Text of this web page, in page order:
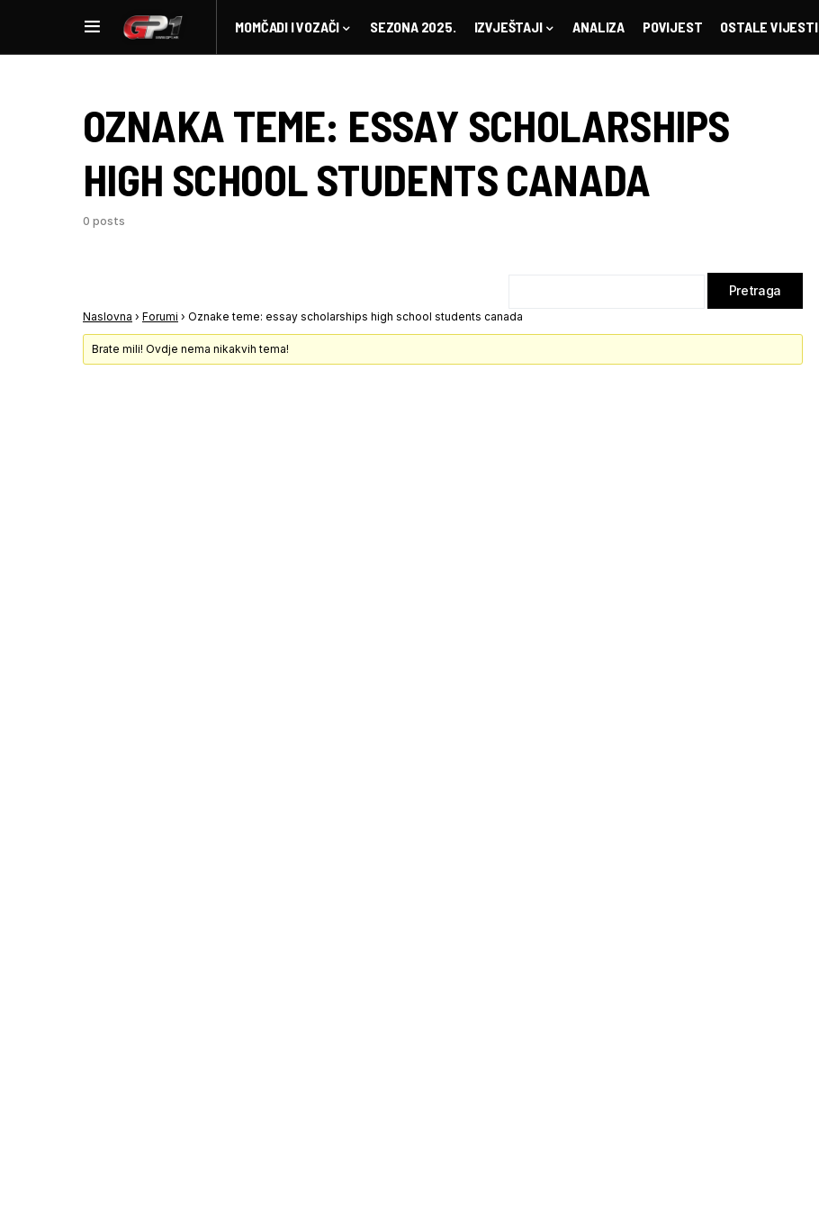
MOMČADI I VOZAČI SEZONA 2025. IZVJEŠTAJI ANALIZA POVIJEST OSTALE VIJESTI
OZNAKA TEME: ESSAY SCHOLARSHIPS
HIGH SCHOOL STUDENTS CANADA
0 posts
Naslovna › Forumi › Oznake teme: essay scholarships high school students canada
Brate mili! Ovdje nema nikakvih tema!